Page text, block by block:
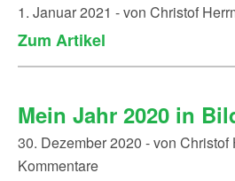
1. Januar 2021 - von Christof
Zum Artikel
Mein Jahr 2020 in
30. Dezember 2020 - von Christof
Kommentare